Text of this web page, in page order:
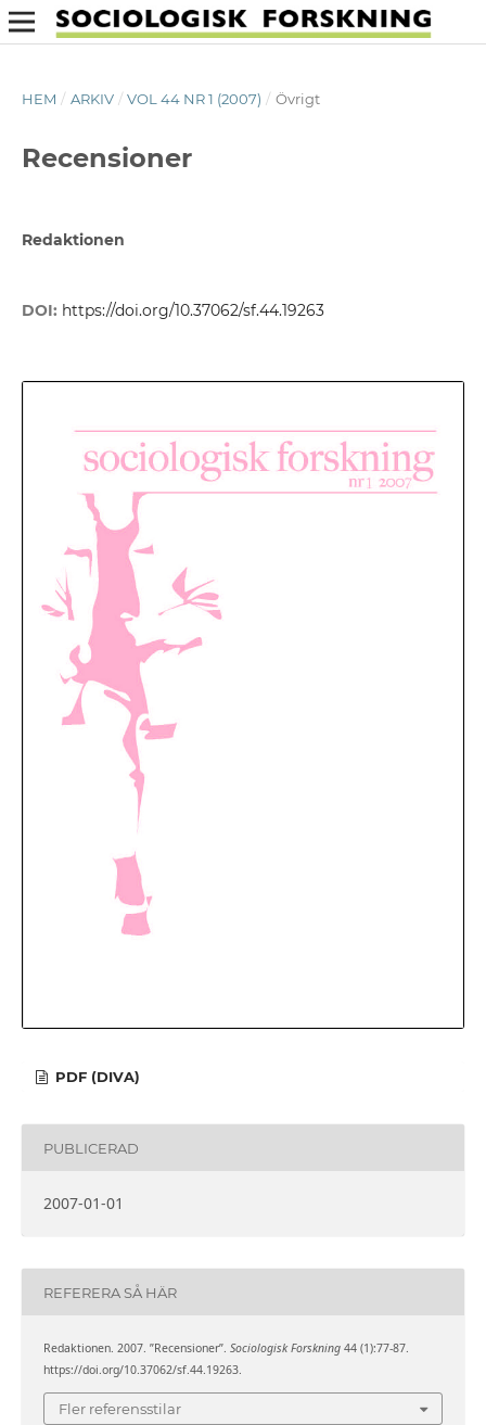
HEM / ARKIV / VOL 44 NR 1 (2007) / Övrigt
Recensioner
Redaktionen
DOI: https://doi.org/10.37062/sf.44.19263
PDF (DIVA)
PUBLICERAD
2007-01-01
REFERERA SÅ HÄR
Redaktionen. 2007. ”Recensioner”. Sociologisk Forskning44 (1):77-87.
https://doi.org/10.37062/sf.44.19263.
Fler referensstilar